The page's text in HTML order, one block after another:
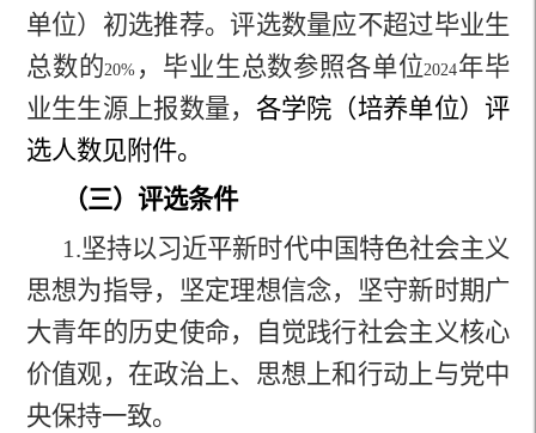
单位）初选推荐。评选数量应不超过毕业生
总数的20% ，毕业生总数参照各单位2024年毕
业生生源上报数量， 各学院（培养单位）评
选人数见附件。
（三）评选条件
1.坚持以习近平新时代中国特色社会主义
思想为指导，坚定理想信念，坚守新时期广
大青年的历史使命，自觉践行社会主义核心
价值观，在政治上、思想上和行动上与党中
央保持一致。